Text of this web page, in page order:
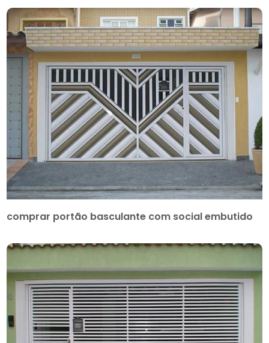
comprar portão basculante com social embutido